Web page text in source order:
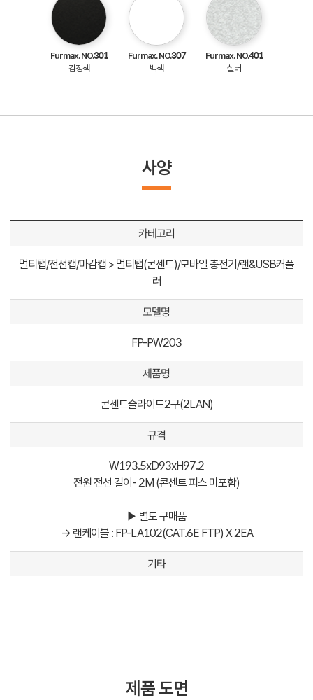
Furmax. NO.301
검정색
Furmax. NO.307
백색
Furmax. NO.401
실버
사양
카테고리
멀티탭/전선캡/마감캡 > 멀티탭(콘센트)/모바일 충전기/랜&USB커플
러
모델명
FP-PW203
제품명
콘센트슬라이드2구(2LAN)
규격
W193.5xD93xH97.2
전원 전선 길이- 2M (콘센트 피스 미포함)
▶ 별도 구매품
→ 랜케이블 : FP-LA102(CAT.6E FTP) X 2EA
기타
제품 도면